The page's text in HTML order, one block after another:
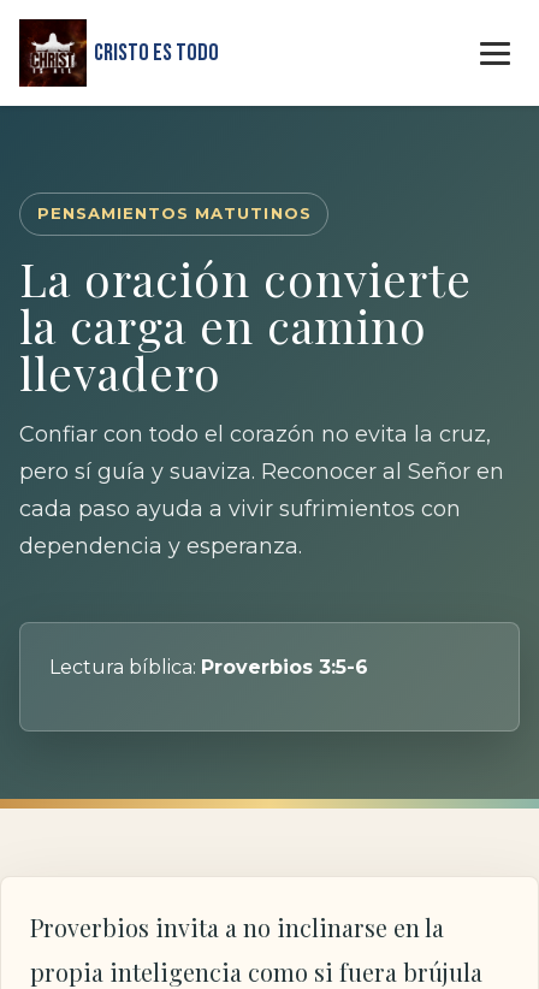
Cristo Es Todo
PENSAMIENTOS MATUTINOS
La oración convierte
la carga en camino
llevadero
Confiar con todo el corazón no evita la cruz,
pero sí guía y suaviza. Reconocer al Señor en
cada paso ayuda a vivir sufrimientos con
dependencia y esperanza.
Lectura bíblica: Proverbios 3:5-6
Proverbios invita a no inclinarse en la
propia inteligencia como si fuera brújula